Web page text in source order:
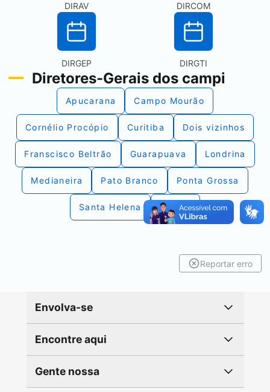
DIRAV DIRCOM
DIRGEP DIRGTI
Diretores-Gerais dos campi
Apucarana Campo Mourão
Cornélio Procópio Curitiba Dois vizinhos
Franscisco Beltrão Guarapuava Londrina
Medianeira Pato Branco Ponta Grossa
Santa Helena Toledo
Reportar erro
Envolva-se
Encontre aqui
Gente nossa